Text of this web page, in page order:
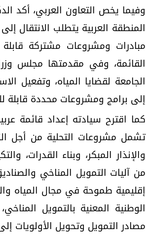
وفيما يخص التعاون العربي، أكد
المنطقة العربية يتطلب الانتقال
مبادرات ومشروعات مشتركة قابلة
القائمة، وفي مقدمتها مجلس وزراء
الجامعة لقضايا المياه، وتفعيل
إلى برامج ومشروعات محددة قابلة
كما اقترح سيادته إعداد قائمة
تشمل مشروعات التحلية من أجل
والإنذار المبكر، وبناء القدرات،
من آليات التمويل المناخي
إقليمية طموحة في مجال المياه
الوطنية المعنية بالتمويل
مصادر التمويل وتحويل الأولويات